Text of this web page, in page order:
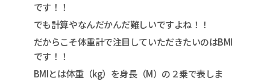
です！！
でも計算やなんだかんだ難しいですよね！！
だからこそ体重計で注目していただきたいのはBMI
です！！
BMIとは体重（kg）を身長（M）の２乗で表しま